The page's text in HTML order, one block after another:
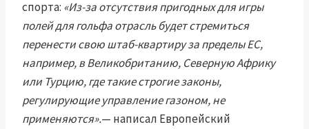
спорта: «Из-за отсутствия пригодных для игры
полей для гольфа отрасль будет стремиться
перенести свою штаб-квартиру за пределы ЕС,
например, в Великобританию, Северную Африку
или Турцию, где такие строгие законы,
регулирующие управление газоном, не
применяются».— написал Европейский